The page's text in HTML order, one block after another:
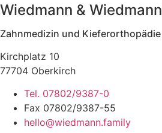
Wiedmann & Wiedmann
Zahnmedizin und Kieferorthopädie
Kirchplatz 10
77704 Oberkirch
Tel. 07802/9387-0
Fax 07802/9387-55
hello@wiedmann.family